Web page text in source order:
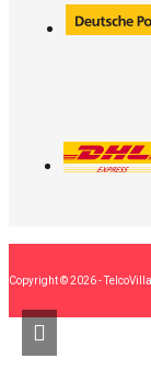
Copyright © 2026 -